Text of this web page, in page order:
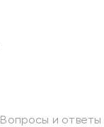
Вопросы и ответы